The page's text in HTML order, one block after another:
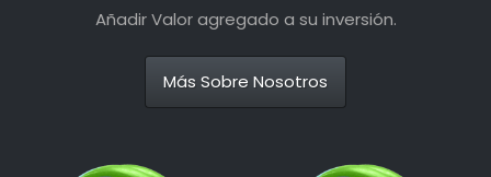
Añadir Valor agregado a su inversión.
Más Sobre Nosotros